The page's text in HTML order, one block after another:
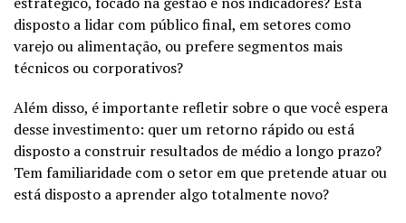
disposto a lidar com público final, em setores como
varejo ou alimentação, ou prefere segmentos mais
técnicos ou corporativos?
Além disso, é importante refletir sobre o que você espera
desse investimento: quer um retorno rápido ou está
disposto a construir resultados de médio a longo prazo?
Tem familiaridade com o setor em que pretende atuar ou
está disposto a aprender algo totalmente novo?